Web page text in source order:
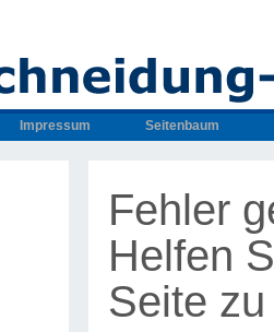
Impressum Seitenbaum
Fehler
Helfen
Seite